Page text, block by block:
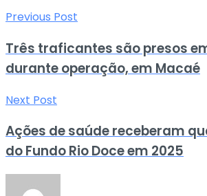
Previous Post
Três traficantes são presos
durante operação, em Macaé
Next Post
Ações de saúde receberam
do Fundo Rio Doce em 2025